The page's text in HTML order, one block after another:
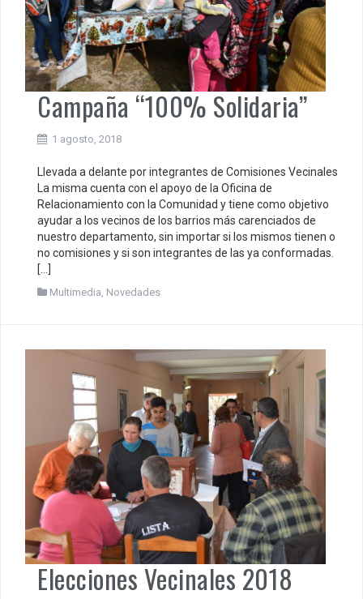
Campaña “100% Solidaria”
1 agosto, 2018
Llevada a delante por integrantes de Comisiones Vecinales
La misma cuenta con el apoyo de la Oficina de
Relacionamiento con la Comunidad y tiene como objetivo
ayudar a los vecinos de los barrios más carenciados de
nuestro departamento, sin importar si los mismos tienen o
no comisiones y si son integrantes de las ya conformadas.
[…]
Multimedia Novedades
Elecciones Vecinales 2018